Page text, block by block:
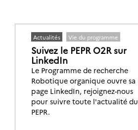
Actualités Vie du programme
Suivez le PEPR O2R sur
LinkedIn
Le Programme de recherche
Robotique organique ouvre sa
page LinkedIn, rejoignez-nous
pour suivre toute l'actualité du
PEPR.